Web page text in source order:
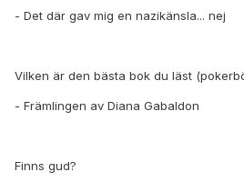
- Det där gav mig en nazikänsla... nej
Vilken är den bästa bok du läst
- Främlingen av Diana Gabaldon
Finns gud?